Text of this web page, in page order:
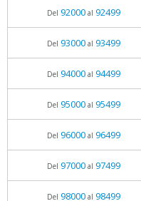
Del 92000al 92499
Del 93000al 93499
Del 94000al 94499
Del 95000al 95499
Del 96000al 96499
Del 97000al 97499
Del 98000al 98499